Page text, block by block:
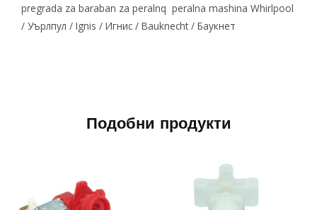
pregrada za baraban za peralnq peralna mashina Whirlpool
/ Уърлпул / Ignis / Игнис / Bauknecht / Баукнет
Подобни продукти